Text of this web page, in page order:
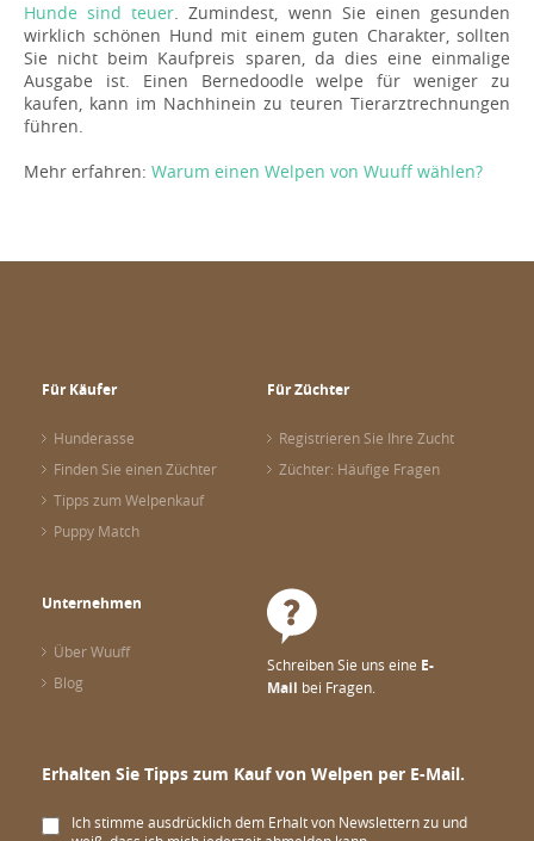
Hunde sind teuer. Zumindest, wenn Sie einen gesunden
wirklich schönen Hund mit einem guten Charakter, sollten
Sie nicht beim Kaufpreis sparen, da dies eine einmalige
Ausgabe ist. Einen Bernedoodle welpe für weniger zu
kaufen, kann im Nachhinein zu teuren Tierarztrechnungen
führen.
Mehr erfahren: Warum einen Welpen von Wuuff wählen?
Für Käufer
Hunderasse
Finden Sie einen Züchter
Tipps zum Welpenkauf
Puppy Match
Für Züchter
Registrieren Sie Ihre Zucht
Züchter: Häufige Fragen
Unternehmen
Über Wuuff
Blog
Schreiben Sie uns eine E-
Mail bei Fragen.
Erhalten Sie Tipps zum Kauf von Welpen per E-Mail.
Ich stimme ausdrücklich dem Erhalt von Newslettern zu und